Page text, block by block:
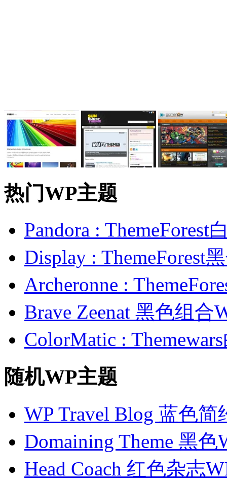
热门WP主题
Pandora : ThemeForest
Display : ThemeForest
Archeronne :
Brave Zeenat 黑色组合
ColorMatic :
随机WP主题
WP Travel Blog 蓝色简
Domaining Theme 黑
Head Coach 红色杂志